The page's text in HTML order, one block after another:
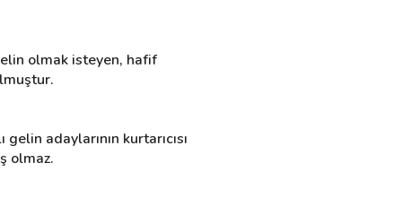
olmak isteyen, hafif
adaylarının kurtarıcısı
olmaz.